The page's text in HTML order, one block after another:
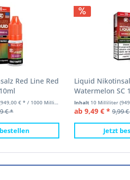
Red Line Red
€ * / 1000 Milliliter)
€ *
Liquid
Watermelon SC
Inhalt 10 Milliliter
ab 9,49 € * 9,99
Jetzt